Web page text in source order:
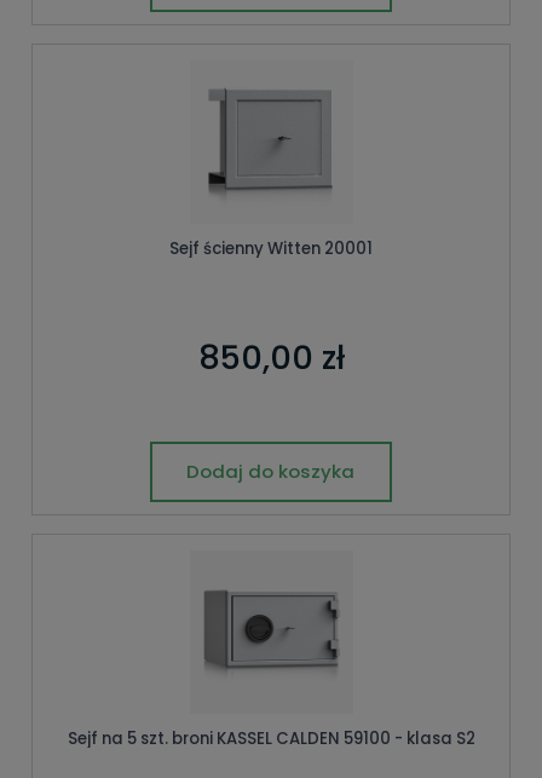
Sejf ścienny Witten 20001
850,00 zł
Dodaj do koszyka
Sejf na 5 szt. broni KASSEL CALDEN 59100 - klasa S2